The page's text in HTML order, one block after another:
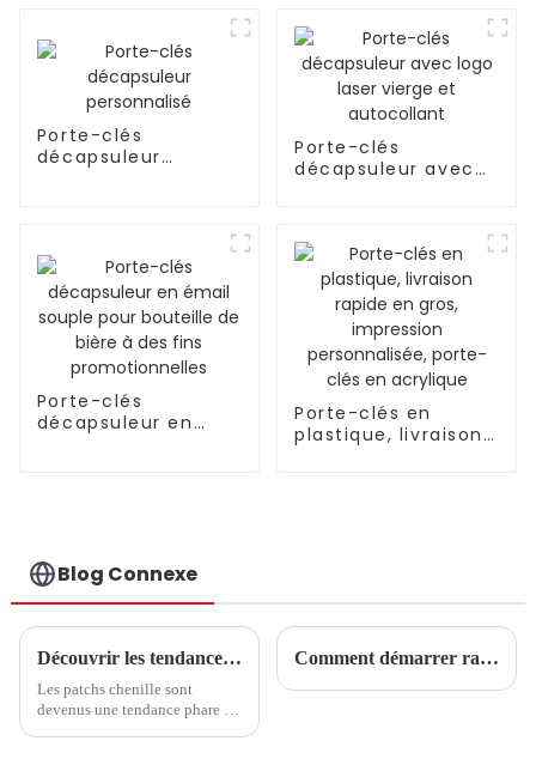
Porte-clés
décapsuleur
Porte-clés
décapsuleur avec
Porte-clés
décapsuleur en
Porte-clés en
plastique, livraison
Blog Connexe
Découvrir les tendances et les étapes d'achat essentielles des patchs chenille en 2025
Les patchs chenille sont
devenus une tendance phare de
Comment démarrer rapidement votre carrière de badge ?